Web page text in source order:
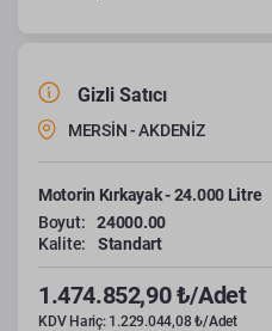
Gizli Satıcı
MERSİN - AKDENİZ
Motorin Kırkayak - 24.000 Litre
Boyut:
24000.00
Kalite:
Standart
1.474.852,90 ₺/Adet
KDV Hariç: 1.229.044,08 ₺/Adet